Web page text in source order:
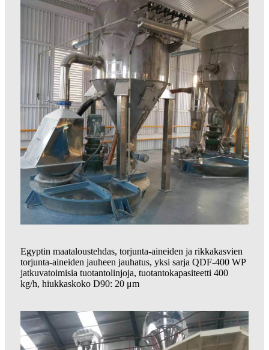
Egyptin maataloustehdas, torjunta-aineiden ja rikkakasvien
torjunta-aineiden jauheen jauhatus, yksi sarja QDF-400 WP
jatkuvatoimisia tuotantolinjoja, tuotantokapasiteetti 400
kg/h, hiukkaskoko D90: 20 μm